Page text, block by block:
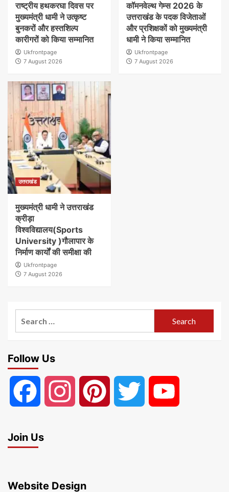
राष्ट्रीय हथकरघा दिवस पर
मुख्यमंत्री धामी ने उत्कृष्ट
बुनकरों और हस्तशिल्प
कारीगरों को किया सम्मानित
Ukfrontpage
7 August 2026
कॉमनवेल्थ गेम्स 2026 के
उत्तराखंड के पदक विजेताओं
और प्रशिक्षकों को मुख्यमंत्री
धामी ने किया सम्मानित
Ukfrontpage
7 August 2026
उत्तराखंड
मुख्यमंत्री धामी ने उत्तराखंड
क्रीड़ा
विश्वविद्यालय(Sports
University )गौलापार के
निर्माण कार्यों की समीक्षा की
Ukfrontpage
7 August 2026
Follow Us
Facebook Instagram Pinterest Twitter
Join Us
Website Design